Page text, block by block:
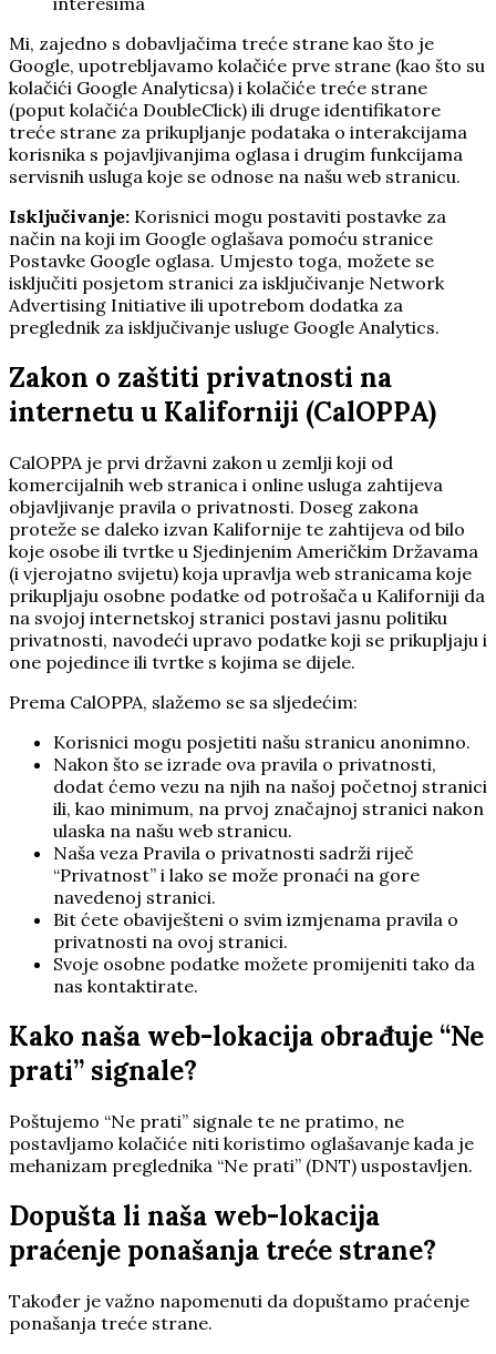
Mi, zajedno s dobavljačima treće strane kao što je
Google, upotrebljavamo kolačiće prve strane (kao što su
kolačići Google Analyticsa) i kolačiće treće strane
(poput kolačića DoubleClick) ili druge identifikatore
treće strane za prikupljanje podataka o interakcijama
korisnika s pojavljivanjima oglasa i drugim funkcijama
servisnih usluga koje se odnose na našu web stranicu.
Isključivanje: Korisnici mogu postaviti postavke za
način na koji im Google oglašava pomoću stranice
Postavke Google oglasa. Umjesto toga, možete se
isključiti posjetom stranici za isključivanje Network
Advertising Initiative ili upotrebom dodatka za
preglednik za isključivanje usluge Google Analytics.
Zakon o zaštiti privatnosti na
internetu u Kaliforniji (CalOPPA)
CalOPPA je prvi državni zakon u zemlji koji od
komercijalnih web stranica i online usluga zahtijeva
objavljivanje pravila o privatnosti. Doseg zakona
proteže se daleko izvan Kalifornije te zahtijeva od bilo
koje osobe ili tvrtke u Sjedinjenim Američkim Državama
(i vjerojatno svijetu) koja upravlja web stranicama koje
prikupljaju osobne podatke od potrošača u Kaliforniji da
na svojoj internetskoj stranici postavi jasnu politiku
privatnosti, navodeći upravo podatke koji se prikupljaju i
one pojedince ili tvrtke s kojima se dijele.
Prema CalOPPA, slažemo se sa sljedećim:
Korisnici mogu posjetiti našu stranicu anonimno.
Nakon što se izrade ova pravila o privatnosti,
dodat ćemo vezu na njih na našoj početnoj stranici
ili, kao minimum, na prvoj značajnoj stranici nakon
ulaska na našu web stranicu.
Naša veza Pravila o privatnosti sadrži riječ
“Privatnost” i lako se može pronaći na gore
navedenoj stranici.
Bit ćete obaviješteni o svim izmjenama pravila o
privatnosti na ovoj stranici.
Svoje osobne podatke možete promijeniti tako da
nas kontaktirate.
Kako naša web-lokacija obrađuje “Ne
prati” signale?
Poštujemo “Ne prati” signale te ne pratimo, ne
postavljamo kolačiće niti koristimo oglašavanje kada je
mehanizam preglednika “Ne prati” (DNT) uspostavljen.
Dopušta li naša web-lokacija
praćenje ponašanja treće strane?
Također je važno napomenuti da dopuštamo praćenje
ponašanja treće strane.